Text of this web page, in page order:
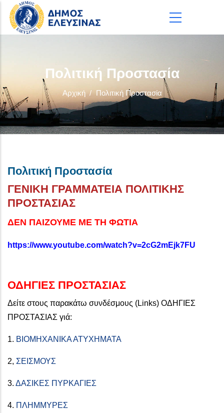
Παράκαμψη προς το κυρίως περιεχόμενο
Πολιτική Προστασία
Αρχική / Πολιτική Προστασία
Πολιτική Προστασία
ΓΕΝΙΚΗ ΓΡΑΜΜΑΤΕΙΑ ΠΟΛΙΤΙΚΗΣ
ΠΡΟΣΤΑΣΙΑΣ
ΔΕΝ ΠΑΙΖΟΥΜΕ ΜΕ ΤΗ ΦΩΤΙΑ
https://www.youtube.com/watch?v=2cG2mEjk7FU
ΟΔΗΓΙΕΣ ΠΡΟΣΤΑΣΙΑΣ
Δείτε στους παρακάτω συνδέσμους (Links) ΟΔΗΓΙΕΣ
ΠΡΟΣΤΑΣΙΑΣ γιά:
1. ΒΙΟΜΗΧΑΝΙΚΑ ΑΤΥΧΗΜΑΤΑ
2, ΣΕΙΣΜΟΥΣ
3. ΔΑΣΙΚΕΣ ΠΥΡΚΑΓΙΕΣ
4. ΠΛΗΜΜΥΡΕΣ